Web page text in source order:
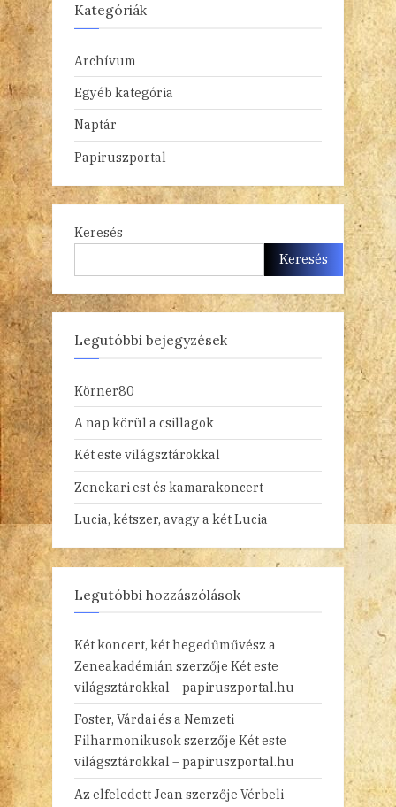
Kategóriák
Archívum
Egyéb kategória
Naptár
Papiruszportal
Keresés
Keresés
Legutóbbi bejegyzések
Körner80
A nap körül a csillagok
Két este világsztárokkal
Zenekari est és kamarakoncert
Lucia, kétszer, avagy a két Lucia
Legutóbbi hozzászólások
Két koncert, két hegedűművész a
Zeneakadémián szerzője Két este
világsztárokkal – papiruszportal.hu
Foster, Várdai és a Nemzeti
Filharmonikusokszerzője Két este
világsztárokkal – papiruszportal.hu
Az elfeledett Jean szerzője Vérbeli